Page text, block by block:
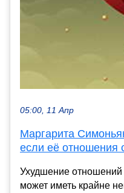
05:00, 11 Апр
Маргарита
если её отношения
Ухудшение
может иметь крайне